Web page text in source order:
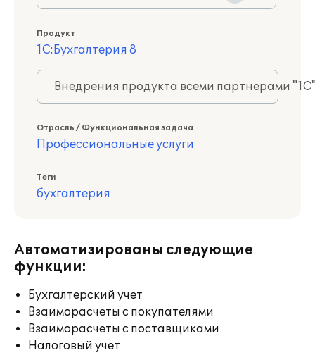
Продукт
1С:Бухгалтерия 8
Внедрения продукта всеми партнерами
Отрасль / Функциональная задача
Профессиональные услуги
Теги
бухгалтерия
Автоматизированы следующие
функции:
Бухгалтерский учет
Взаиморасчеты с покупателями
Взаиморасчеты с поставщиками
Налоговый учет